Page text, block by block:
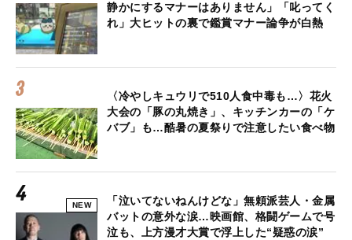
静かにするマナーはありません」「叱ってく
れ」大ヒットの裏で鑑賞マナー論争が白熱
〈冷やしキュウリで510人食中毒も…〉花火
大会の「豚の丸焼き」、キッチンカーの「ケ
バブ」も…酷暑の夏祭りで注意したい食べ物
NEW
「泣いてないねんけどな」無頼派芸人・金属
バットの意外な涙…映画館、格闘ゲームで号
泣も、上方漫才大賞で浮上した“疑惑の涙”